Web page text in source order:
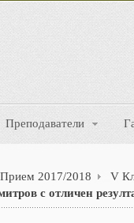
Преподаватели
Прием 2017/2018 V
с отличен